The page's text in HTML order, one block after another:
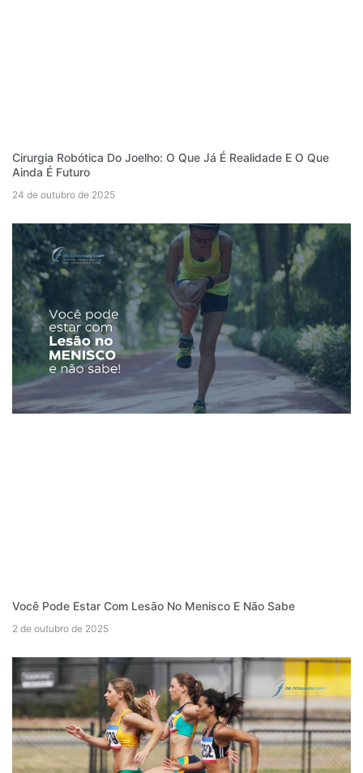
Cirurgia Robótica Do Joelho: O Que Já É Realidade E O Que
Ainda É Futuro
24 de outubro de 2025
Você Pode Estar Com Lesão No Menisco E Não Sabe
2 de outubro de 2025